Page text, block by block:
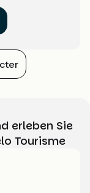
erleben Sie
Tourisme